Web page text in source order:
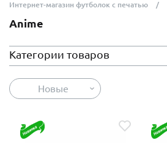
Интернет-магазин футболок с печатью
Anime
Категории товаров
Новые